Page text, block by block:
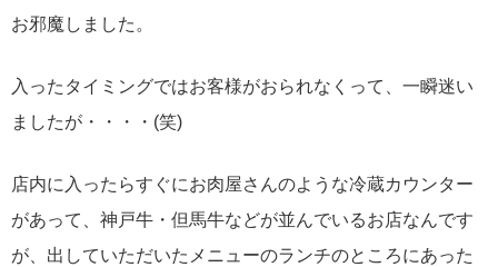
お邪魔しました。
入ったタイミングではお客様がおられなくって、一瞬迷い
ましたが・・・・(笑)
店内に入ったらすぐにお肉屋さんのような冷蔵カウンター
があって、神戸牛・但馬牛などが並んでいるお店なんです
が、出していただいたメニューのランチのところにあった